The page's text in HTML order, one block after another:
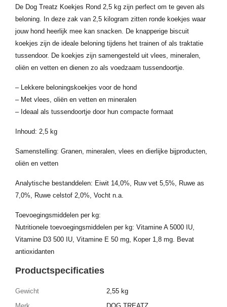
De Dog Treatz Koekjes Rond 2,5 kg zijn perfect om te geven als
beloning. In deze zak van 2,5 kilogram zitten ronde koekjes waar
jouw hond heerlijk mee kan snacken. De knapperige biscuit
koekjes zijn de ideale beloning tijdens het trainen of als traktatie
tussendoor. De koekjes zijn samengesteld uit vlees, mineralen,
oliën en vetten en dienen zo als voedzaam tussendoortje.
– Lekkere beloningskoekjes voor de hond
– Met vlees, oliën en vetten en mineralen
– Ideaal als tussendoortje door hun compacte formaat
Inhoud: 2,5 kg
Samenstelling: Granen, mineralen, vlees en dierlijke bijproducten,
oliën en vetten
Analytische bestanddelen: Eiwit 14,0%, Ruw vet 5,5%, Ruwe as
7,0%, Ruwe celstof 2,0%, Vocht n.a.
Toevoegingsmiddelen per kg:
Nutritionele toevoegingsmiddelen per kg: Vitamine A 5000 IU,
Vitamine D3 500 IU, Vitamine E 50 mg, Koper 1,8 mg. Bevat
antioxidanten
Productspecificaties
Gewicht
2,55 kg
Merk
DOG TREATZ